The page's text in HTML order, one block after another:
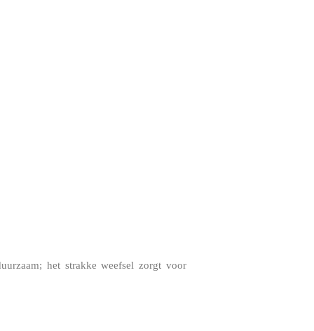
het strakke weefsel zorgt voor